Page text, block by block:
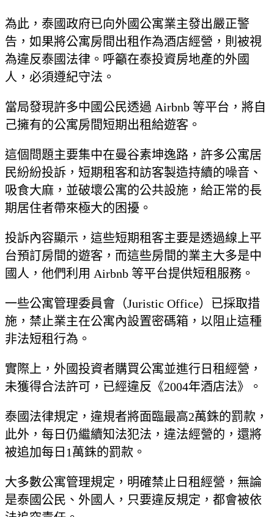
為此，泰國政府已向外國公寓業主發出嚴正警
告，如果將公寓房間出租作為酒店經營，則被視
為違反泰國法律。呼籲在泰投資房地產的外國
人，必須遵紀守法。
當局發現許多中國公民透過 Airbnb 等平台，將自
己擁有的公寓房間短期出租給遊客。
這個問題主要集中在曼谷素坤逸路，許多公寓居
民紛紛投訴，短期租客和訪客製造持續的噪音、
吸食大麻，並破壞公寓的公共設施，給正常的長
期居住者帶來極大的困擾。
投訴內容顯示，這些短期租客主要是透過線上平
台預訂房間的遊客，而這些房間的業主大多是中
國人，他們利用 Airbnb 等平台提供短租服務。
一些公寓管理委員會（Juristic Office）已採取措
施，禁止業主在公寓內設置密碼箱，以阻止這種
非法短租行為。
實際上，外國投資者購買公寓並進行日租經營，
未獲得合法許可，已經違反《2004​​年酒店法》。
泰國法律規定，違規者將面臨最高2萬銖的罰款，
此外，每日仍繼續知法犯法，違法經營的，還將
被追加每日1萬銖的罰款。
大多數公寓管理規定，明確禁止日租經營，無論
是泰國公民、外國人，只要違反規定，都會被依